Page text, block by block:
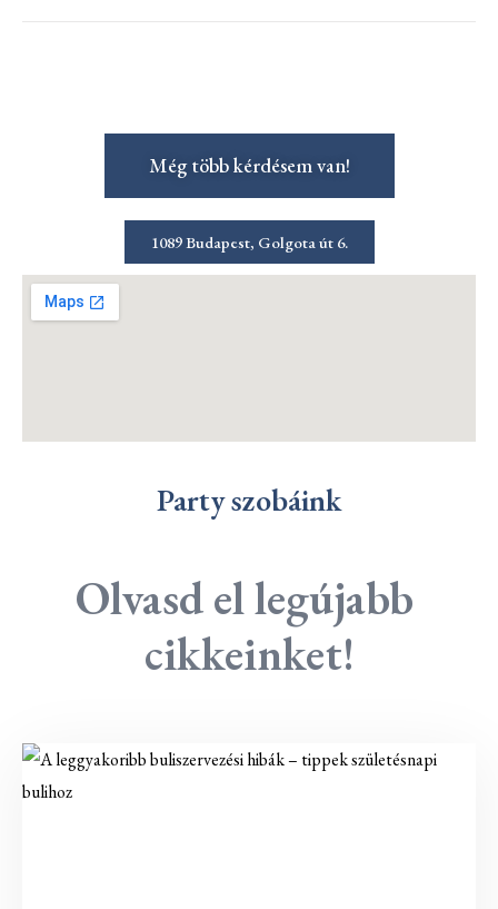
Még több kérdésem van!
1089 Budapest, Golgota út 6.
Party szobáink
Olvasd el legújabb
cikkeinket!